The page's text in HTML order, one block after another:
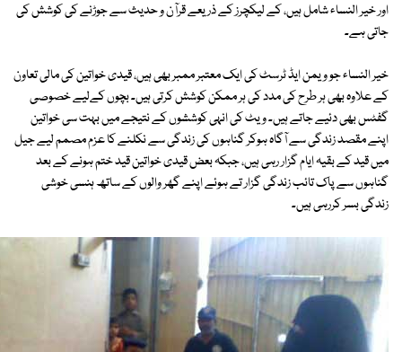
اور خیر النساء شامل ہیں، کے لیکچرز کے ذریعے قرآن و حدیث سے جوڑنے کی کوشش کی
جاتی ہے۔
خیر النساء جو ویمن ایڈ ٹرسٹ کی ایک معتبر ممبر بھی ہیں، قیدی خواتین کی مالی تعاون
کے علاوہ بھی ہر طرح کی مدد کی ہر ممکن کوشش کرتی ہیں۔ بچوں کےلیے خصوصی
گفٹس بھی دئیے جاتے ہیں۔ ویٹ کی انہی کوششوں کے نتیجے میں بہت سی خواتین
اپنے مقصد زندگی سے آگاہ ہوکر گناہوں کی زندگی سے نکلنے کا عزم مصمم لیے جیل
میں قید کے بقیہ ایام گزار رہی ہیں، جبکہ بعض قیدی خواتین قید ختم ہونے کے بعد
گناہوں سے پاک تائب زندگی گزار تے ہوئے اپنے گھر والوں کے ساتھ ہنسی خوشی
زندگی بسر کررہی ہیں۔